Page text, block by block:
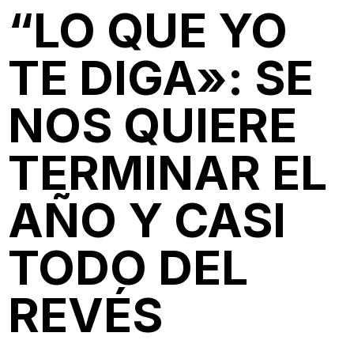
“LO QUE YO
TE DIGA»: SE
NOS QUIERE
TERMINAR EL
AÑO Y CASI
TODO DEL
REVÉS